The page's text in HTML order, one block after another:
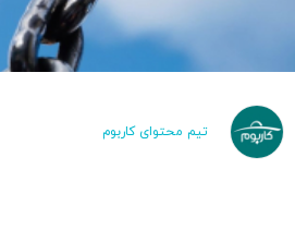
تیم محتوای کاربوم